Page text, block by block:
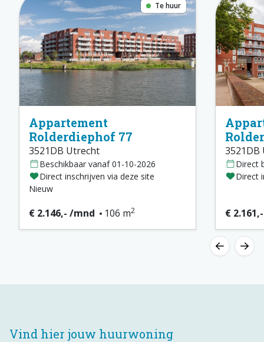
Te huur
Appartement
Rolderdiephof 77
3521DB Utrecht
Beschikbaar vanaf 01-10-2026
Direct inschrijven via deze site
Nieuw
€ 2.146,- /mnd 106 m2
3521DB
Direct
Direct
€
Vind hier jouw huurwoning